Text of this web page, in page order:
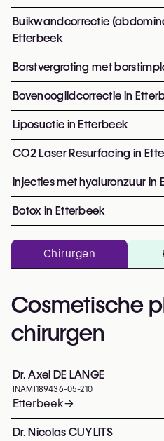
Buikwandcorrectie
Etterbeek
Borstvergroting met
Bovenooglidcorrectie in
Liposuctie in Etterbeek
CO2 Laser Resurfacing in
Injecties met hyaluronzuur in
Botox in Etterbeek
Chirurgen
Cosmetische
chirurgen
Dr. Axel DE LANGE
INAMI 189436-05-210
Etterbeek→
Dr. Nicolas CUYLITS